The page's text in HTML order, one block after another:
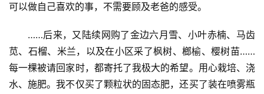
可以做自己喜欢的事，不需要顾及老爸的感受。
……后来，又陆续网购了金边六月雪、小叶赤楠、马齿
苋、石榴、米兰，以及在小区采了枫树、榔榆、樱树苗……
每一棵被请回家时，都寄托了我极大的希望。用心栽培、浇
水、施肥。我不仅买了颗粒状的固态肥，还买了装在喷雾瓶